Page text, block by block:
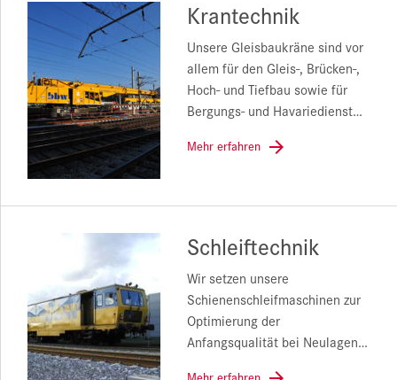
Krantechnik
Unsere Gleisbaukräne sind vor
allem für den Gleis-, Brücken-,
Hoch- und Tiefbau sowie für
Bergungs- und Havariedienst…
Mehr erfahren
Schleiftechnik
Wir setzen unsere
Schienenschleifmaschinen zur
Optimierung der
Anfangsqualität bei Neulagen…
Mehr erfahren